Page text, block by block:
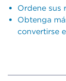
Ordene sus
Obtenga
convertirse